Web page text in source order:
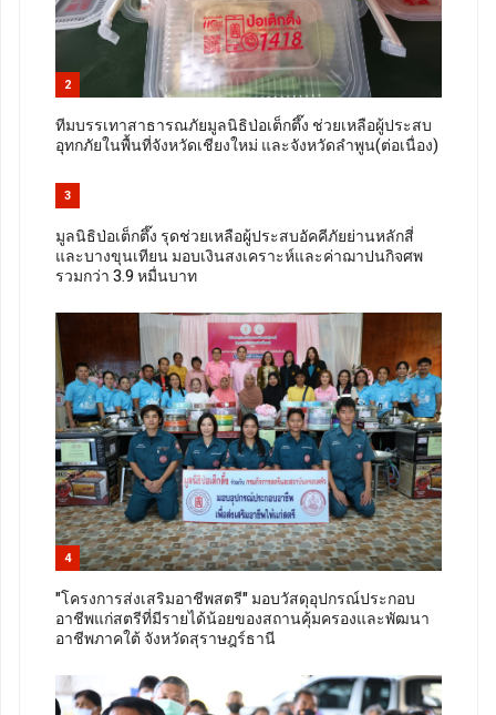
2
ทีมบรรเทาสาธารณภัยมูลนิธิป่อเต็กตึ๊ง ช่วยเหลือผู้ประสบ
อุทกภัยในพื้นที่จังหวัดเชียงใหม่ และจังหวัดลำพูน(ต่อเนื่อง)
3
มูลนิธิป่อเต็กตึ๊ง รุดช่วยเหลือผู้ประสบอัคคีภัยย่านหลักสี่
และบางขุนเทียน มอบเงินสงเคราะห์และค่าฌาปนกิจศพ
รวมกว่า 3.9 หมื่นบาท
4
"โครงการส่งเสริมอาชีพสตรี" มอบวัสดุอุปกรณ์ประกอบ
อาชีพแก่สตรีที่มีรายได้น้อยของสถานคุ้มครองและพัฒนา
อาชีพภาคใต้ จังหวัดสุราษฎร์ธานี